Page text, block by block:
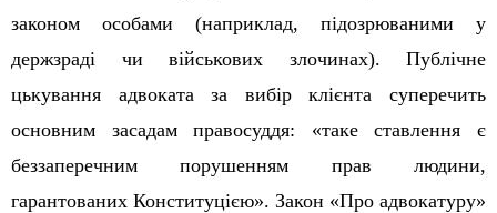
законом особами (наприклад, підозрюваними у
держзраді чи військових злочинах). Публічне
цькування адвоката за вибір клієнта суперечить
основним засадам правосуддя: «таке ставлення є
беззаперечним порушенням прав людини,
гарантованих Конституцією». Закон «Про адвокатуру»